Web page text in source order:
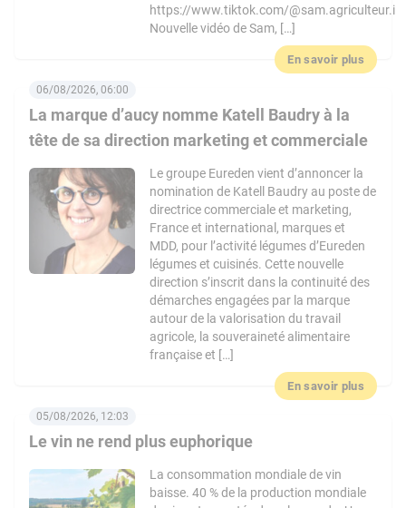
https://www.tiktok.com/@sam.agriculteur.i
Nouvelle vidéo de Sam, […]
En savoir plus
La marque d’aucy nomme Katell Baudry à la
tête de sa direction marketing et commerciale
06/08/2026, 06:00
Le groupe Eureden vient d’annoncer la
nomination de Katell Baudry au poste de
directrice commerciale et marketing,
France et international, marques et
MDD, pour l’activité légumes d’Eureden
légumes et cuisinés. Cette nouvelle
direction s’inscrit dans la continuité des
démarches engagées par la marque
autour de la valorisation du travail
agricole, la souveraineté alimentaire
française et […]
En savoir plus
Le vin ne rend plus euphorique
05/08/2026, 12:03
La consommation mondiale de vin
baisse. 40 % de la production mondiale